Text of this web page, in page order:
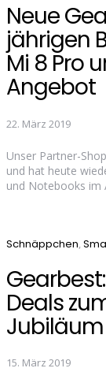
Neue
jährigen
Mi 8 Pro
Angebot
22. März 2019
Unser Partner-
und hat heute
und Notebooks im
Categories
Schnäppchen
Deals
15. März 2019